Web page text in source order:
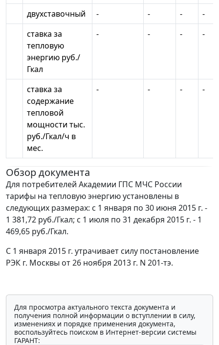
двухставочный - - -
-
ставка за
тепловую
энергию руб./
Гкал
- - - -
ставка за
содержание
тепловой
мощности тыс.
руб./Гкал/ч в
мес.
- - - -
Обзор документа
Для потребителей Академии ГПС МЧС России
тарифы на тепловую энергию установлены в
следующих размерах: с 1 января по 30 июня 2015 г. -
1 381,72 руб./Гкал; с 1 июля по 31 декабря 2015 г. - 1
469,65 руб./Гкал.
С 1 января 2015 г. утрачивает силу постановление
РЭК г. Москвы от 26 ноября 2013 г. N 201-тэ.
Для просмотра актуального текста документа и
получения полной информации о вступлении в силу,
изменениях и порядке применения документа,
воспользуйтесь поиском в Интернет-версии системы
ГАРАНТ: